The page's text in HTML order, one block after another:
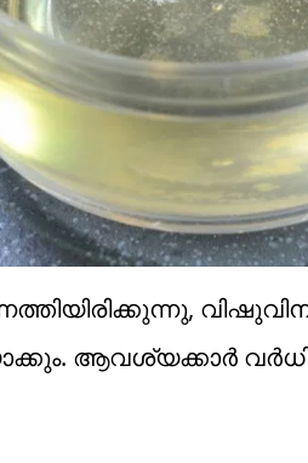
ആവശ്യക്കാര്‍